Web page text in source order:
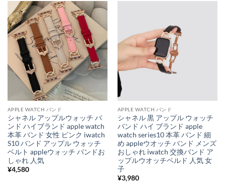
APPLE WATCH バンド
シャネル アップルウォッチ バ
ンド ハイブランド apple watch
本革 バンド 女性 ピンク iwatch
S10 バンド アップル ウォッチ
ベルト appleウォッチ バンドお
しゃれ 人気
¥4,580
APPLE WATCH バンド
シャネル 黒 アップル ウォッチ
バンド ハイ ブランド apple
watch series10 本革 バンド 細
め appleウオッチ バンド メンズ
おしゃれ iwatch 交換バンド ア
ップルウオッチベルド 人気 女
子
¥3,980